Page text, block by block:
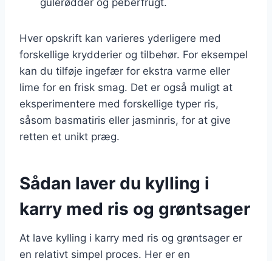
Hver opskrift kan varieres yderligere med
forskellige krydderier og tilbehør. For eksempel
kan du tilføje ingefær for ekstra varme eller
lime for en frisk smag. Det er også muligt at
eksperimentere med forskellige typer ris,
såsom basmatiris eller jasminris, for at give
retten et unikt præg.
Sådan laver du kylling i
karry med ris og grøntsager
At lave kylling i karry med ris og grøntsager er
en relativt simpel proces. Her er en